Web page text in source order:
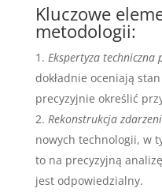
Kluczowe
metodologii:
Ekspertyza techniczna
dokładnie oceniają
precyzyjnie określić
Rekonstrukcja
nowych technologii, w
to na precyzyjną
jest odpowiedzialny.